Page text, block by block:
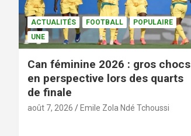
ACTUALITÉS FOOTBALL
POPULAIRE
UNE
Can féminine 2026 : gros chocs
en perspective lors des quarts
de finale
août 7, 2026 Emile Zola Ndé Tchoussi